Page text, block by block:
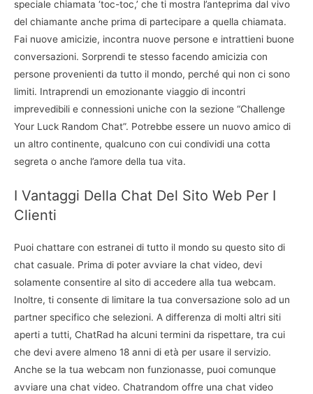
speciale chiamata ‘toc-toc,’ che ti mostra l’anteprima dal vivo
del chiamante anche prima di partecipare a quella chiamata.
Fai nuove amicizie, incontra nuove persone e intrattieni buone
conversazioni. Sorprendi te stesso facendo amicizia con
persone provenienti da tutto il mondo, perché qui non ci sono
limiti. Intraprendi un emozionante viaggio di incontri
imprevedibili e connessioni uniche con la sezione “Challenge
Your Luck Random Chat”. Potrebbe essere un nuovo amico di
un altro continente, qualcuno con cui condividi una cotta
segreta o anche l’amore della tua vita.
I Vantaggi Della Chat Del Sito Web Per I
Clienti
Puoi chattare con estranei di tutto il mondo su questo sito di
chat casuale. Prima di poter avviare la chat video, devi
solamente consentire al sito di accedere alla tua webcam.
Inoltre, ti consente di limitare la tua conversazione solo ad un
partner specifico che selezioni. A differenza di molti altri siti
aperti a tutti, ChatRad ha alcuni termini da rispettare, tra cui
che devi avere almeno 18 anni di età per usare il servizio.
Anche se la tua webcam non funzionasse, puoi comunque
avviare una chat video. Chatrandom offre una chat video